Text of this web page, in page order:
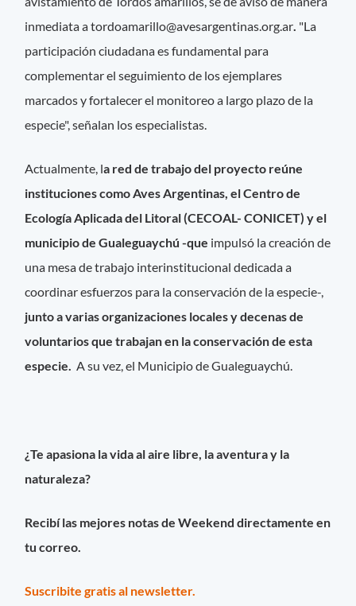
inmediata atordoamarillo@avesargentinas.org.ar. "La
participación ciudadana es fundamental para
complementar el seguimiento de los ejemplares
marcados y fortalecer el monitoreo a largo plazo de la
especie", señalan los especialistas.
Actualmente, la red de trabajo del proyecto reúne
instituciones como Aves Argentinas, el Centro de
Ecología Aplicada del Litoral (CECOAL- CONICET) y el
municipio de Gualeguaychú -que impulsó la creación de
una mesa de trabajo interinstitucional dedicada a
coordinar esfuerzos para la conservación de la especie-,
junto a varias organizaciones locales y decenas de
voluntarios que trabajan en la conservación de esta
especie.A su vez, el Municipio de Gualeguaychú.
¿Te apasiona la vida al aire libre, la aventura y la
naturaleza?
Recibí las mejores notas de Weekend directamente en
tu correo.
Suscribite gratis al newsletter.